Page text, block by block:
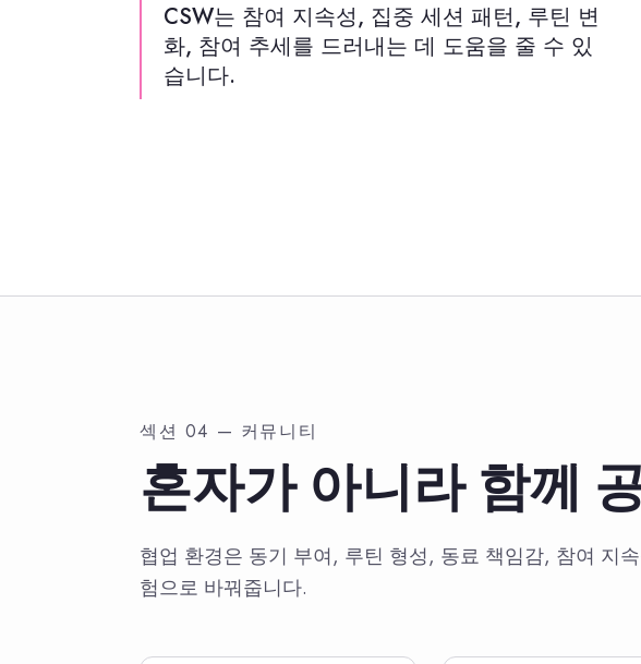
CSW는 참여 지속성, 집중 세션 패턴, 루틴 변
화, 참여 추세를 드러내는 데 도움을 줄 수 있
습니다.
섹션 04 — 커뮤니티
혼자가 아니라 함께
협업 환경은 동기 부여, 루틴 형성, 동료 책임감, 참여 지
험으로 바꿔줍니다.